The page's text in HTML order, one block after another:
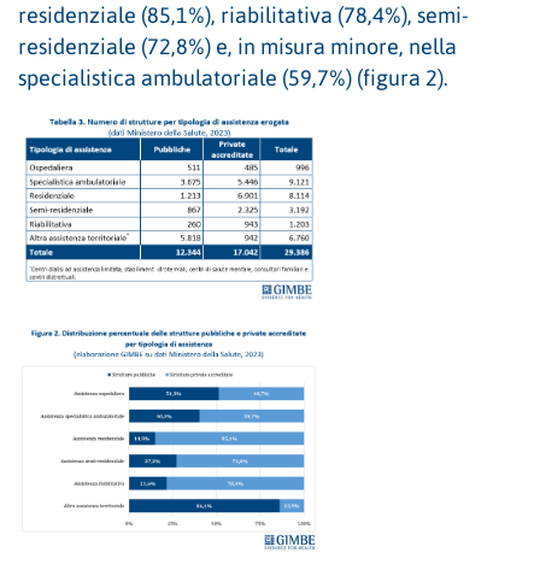
residenziale (85,1%), riabilitativa (78,4%), semi-
residenziale (72,8%) e, in misura minore, nella
specialistica ambulatoriale (59,7%) (figura 2).